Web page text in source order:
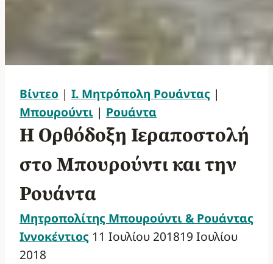
Βίντεο | Ι. Μητρόπολη Ρουάντας |
Μπουρούντι | Ρουάντα
Η Ορθόδοξη Ιεραποστολή
στο Μπουρούντι και την
Ρουάντα
Μητροπολίτης Μπουρούντι & Ρουάντας
Ιννοκέντιος 11 Ιουλίου 201819 Ιουλίου
2018